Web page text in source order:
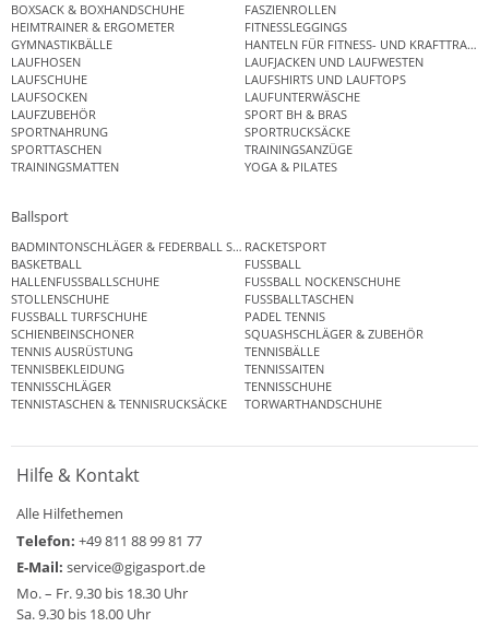
BOXSACK & BOXHANDSCHUHE
FASZIENROLLEN
HEIMTRAINER & ERGOMETER
FITNESSLEGGINGS
GYMNASTIKBÄLLE
HANTELN FÜR FITNESS- UND
LAUFHOSEN
LAUFJACKEN UND LAUFWESTEN
LAUFSCHUHE
LAUFSHIRTS UND LAUFTOPS
LAUFSOCKEN
LAUFUNTERWÄSCHE
LAUFZUBEHÖR
SPORT BH & BRAS
SPORTNAHRUNG
SPORTRUCKSÄCKE
SPORTTASCHEN
TRAININGSANZÜGE
TRAININGSMATTEN
YOGA & PILATES
Ballsport
BADMINTONSCHLÄGER & FEDERBALL SETSRACKETSPORT
BASKETBALL
FUSSBALL
HALLENFUSSBALLSCHUHE
FUSSBALL NOCKENSCHUHE
STOLLENSCHUHE
FUSSBALLTASCHEN
FUSSBALL TURFSCHUHE
PADEL TENNIS
SCHIENBEINSCHONER
SQUASHSCHLÄGER & ZUBEHÖR
TENNIS AUSRÜSTUNG
TENNISBÄLLE
TENNISBEKLEIDUNG
TENNISSAITEN
TENNISSCHLÄGER
TENNISSCHUHE
TENNISTASCHEN & TENNISRUCKSÄCKE
TORWARTHANDSCHUHE
Hilfe & Kontakt
Alle Hilfethemen
Telefon: +49 811 88 99 81 77
E-Mail: service@gigasport.de
Mo. – Fr. 9.30 bis 18.30 Uhr
Sa. 9.30 bis 18.00 Uhr